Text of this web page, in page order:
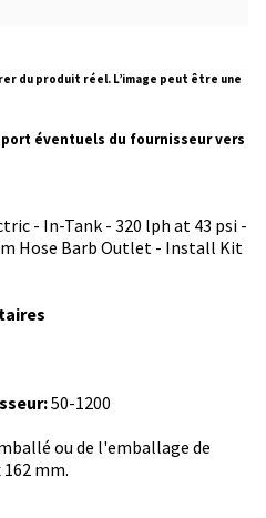
du produit réel. L’image peut être une
éventuels du fournisseur vers
- In-Tank - 320 lph at 43 psi -
Hose Barb Outlet - Install Kit
50-1200
ou de l'emballage de
mm.